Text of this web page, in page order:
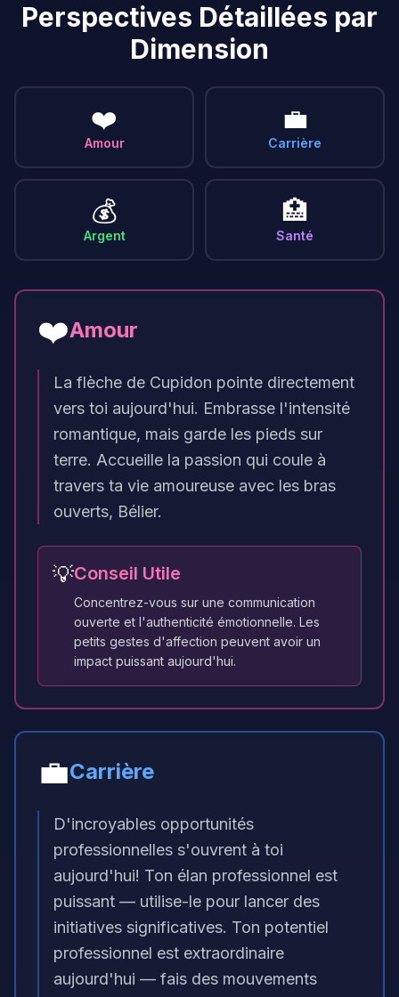
Perspectives Détaillées par
Dimension
❤️
Amour
💼
Carrière
💰
Argent
🏥
Santé
❤️Amour
La flèche de Cupidon pointe directement
vers toi aujourd'hui. Embrasse l'intensité
romantique, mais garde les pieds sur
terre. Accueille la passion qui coule à
travers ta vie amoureuse avec les bras
ouverts, Bélier.
💡Conseil Utile
Concentrez-vous sur une communication
ouverte et l'authenticité émotionnelle. Les
petits gestes d'affection peuvent avoir un
impact puissant aujourd'hui.
💼Carrière
D'incroyables opportunités
professionnelles s'ouvrent à toi
aujourd'hui! Ton élan professionnel est
puissant — utilise-le pour lancer des
initiatives significatives. Ton potentiel
professionnel est extraordinaire
aujourd'hui — fais des mouvements